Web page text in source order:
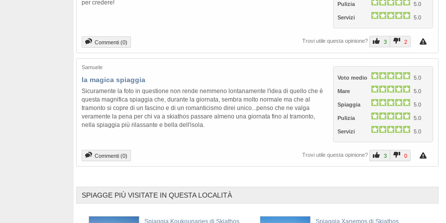
Pulizia 5.0
Servizi 5.0
per credere!
Commenti (0) Trovi utile questa opinione? 3 2
Samuele
Voto medio
5.0
Mare 5.0
Spiaggia 5.0
Pulizia 5.0
Servizi 5.0
la magica spiaggia
Sicuramente la foto in questione non rende nemmeno lontanamente l'idea di quello che è
questa magnifica spiaggia che, durante la giornata, sembra molto normale ma che al
tramonto si copre di un fascino e di un romanticismo direi unico...penso che ne valga
veramente la pena per chi va a skiathos passare almeno una giornata fino al tramonto,
nella spiaggia più rilassante e bella dell'isola.
Commenti (0) Trovi utile questa opinione? 3 0
SPIAGGE PIÙ VISITATE IN QUESTA LOCALITÀ